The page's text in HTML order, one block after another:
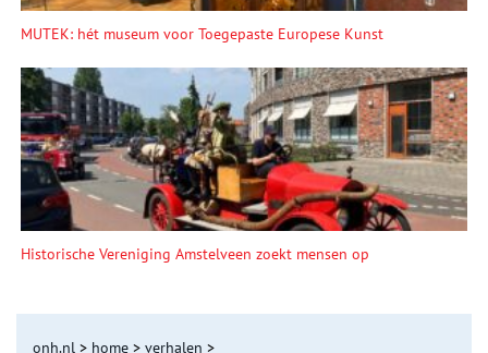
MUTEK: hét museum voor Toegepaste Europese Kunst
Historische Vereniging Amstelveen zoekt mensen op
onh.nl > home > verhalen >